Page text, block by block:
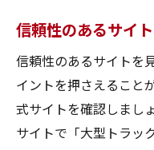
信頼性のあるサイ
信頼性のあるサイトを
イントを押さえること
式サイトを確認しまし
サイトで「大型トラ